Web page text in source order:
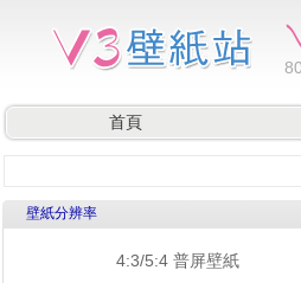
首頁
壁紙分辨率
4:3/5:4 普屏壁紙